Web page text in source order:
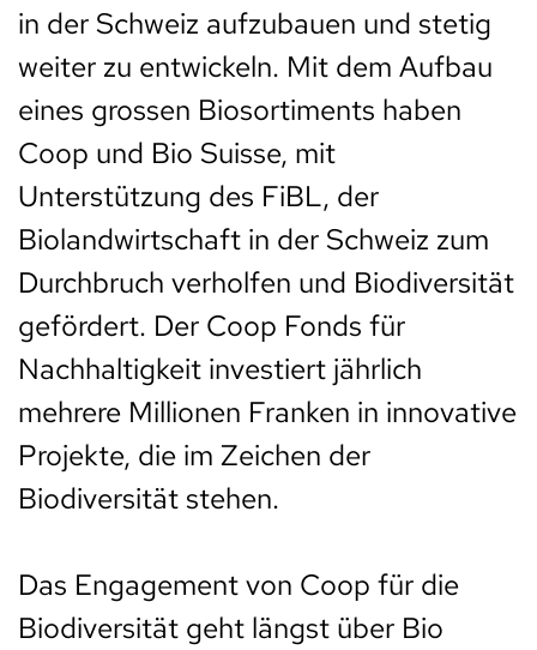
in der Schweiz aufzubauen und stetig
weiter zu entwickeln. Mit dem Aufbau
eines grossen Biosortiments haben
Coop und Bio Suisse, mit
Unterstützung des FiBL, der
Biolandwirtschaft in der Schweiz zum
Durchbruch verholfen und Biodiversität
gefördert. Der Coop Fonds für
Nachhaltigkeit investiert jährlich
mehrere Millionen Franken in innovative
Projekte, die im Zeichen der
Biodiversität stehen.
Das Engagement von Coop für die
Biodiversität geht längst über Bio